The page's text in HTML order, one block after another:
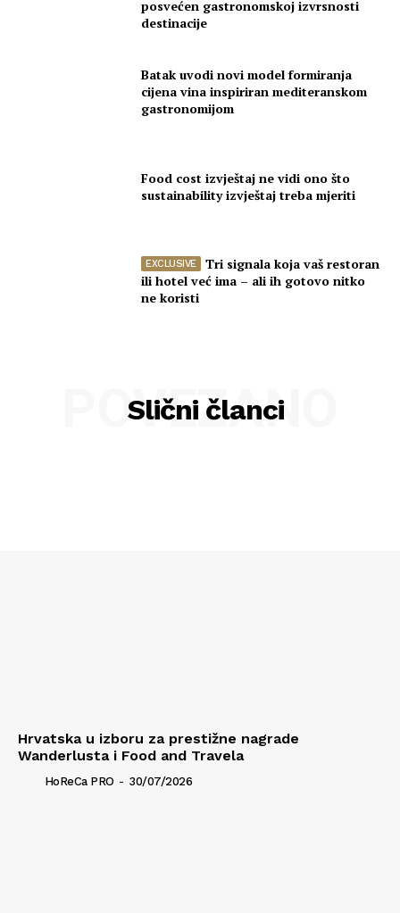
posvećen gastronomskoj izvrsnosti
destinacije
Batak uvodi novi model formiranja
cijena vina inspiriran mediteranskom
gastronomijom
Food cost izvještaj ne vidi ono što
sustainability izvještaj treba mjeriti
Tri signala koja vaš restoran
ili hotel već ima – ali ih gotovo nitko
ne koristi
Slični članci
POVEZANO
Hrvatska u izboru za prestižne nagrade
Wanderlusta i Food and Travela
HoReCa PRO - 30/07/2026